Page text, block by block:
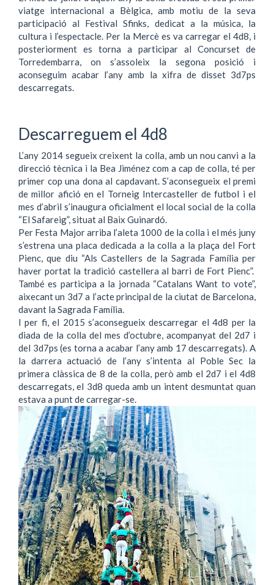
viatge internacional a Bèlgica, amb motiu de la seva
participació al Festival Sfinks, dedicat a la música, la
cultura i l’espectacle. Per la Mercè es va carregar el 4d8, i
posteriorment es torna a participar al Concurset de
Torredembarra, on s’assoleix la segona posició i
aconseguim acabar l’any amb la xifra de disset 3d7ps
descarregats.
Descarreguem el 4d8
L’any 2014 segueix creixent la colla, amb un nou canvi a la
direcció tècnica i la Bea Jiménez com a cap de colla, té per
primer cop una dona al capdavant. S’aconsegueix el premi
de millor afició en el Torneig Intercasteller de futbol i el
mes d’abril s’inaugura oficialment el local social de la colla
“El Safareig”, situat al Baix Guinardó.
Per Festa Major arriba l’aleta 1000 de la colla i el més juny
s’estrena una placa dedicada a la colla a la plaça del Fort
Pienc, que diu “Als Castellers de la Sagrada Família per
haver portat la tradició castellera al barri de Fort Pienc”.
També es participa a la jornada “Catalans Want to vote”,
aixecant un 3d7 a l’acte principal de la ciutat de Barcelona,
davant la Sagrada Família.
I per fi, el 2015 s’aconsegueix descarregar el 4d8 per la
diada de la colla del mes d’octubre, acompanyat del 2d7 i
del 3d7ps (es torna a acabar l’any amb 17 descarregats). A
la darrera actuació de l’any s’intenta al Poble Sec la
primera clàssica de 8 de la colla, però amb el 2d7 i el 4d8
descarregats, el 3d8 queda amb un intent desmuntat quan
estava a punt de carregar-se.